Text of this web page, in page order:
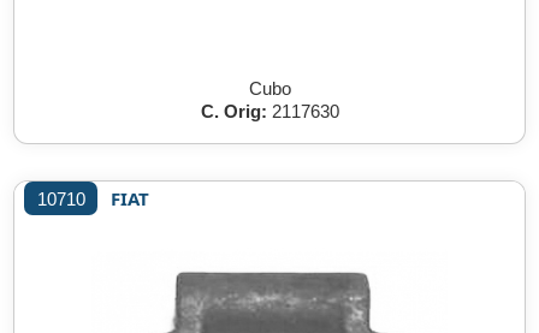
Cubo
C. Orig: 2117630
10710 FIAT